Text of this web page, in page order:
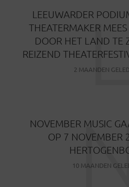
LEEUWARDER
THEATERMAKER
DOOR HET LAND TE
REIZEND
2 MAANDEN
NOVEMBER MUSIC
OP 7 NOVEMBER
10 MAANDEN